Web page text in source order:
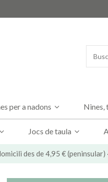
per a nadons Nines,
Jocs de taula
des de 4,95 €